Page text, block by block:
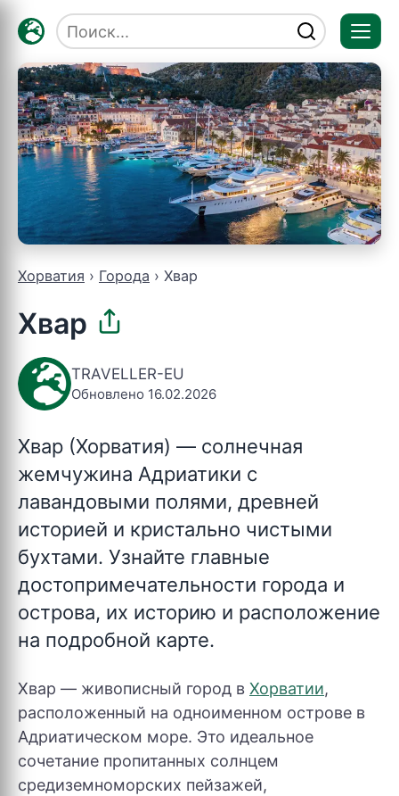
Хорватия Города Хвар
Хвар
TRAVELLER-EU
Обновлено 16.02.2026
Хвар (Хорватия) — солнечная
жемчужина Адриатики с
лавандовыми полями, древней
историей и кристально чистыми
бухтами. Узнайте главные
достопримечательности города и
острова, их историю и расположение
на подробной карте.
Хвар — живописный город в Хорватии,
расположенный на одноименном острове в
Адриатическом море. Это идеальное
сочетание пропитанных солнцем
средиземноморских пейзажей,